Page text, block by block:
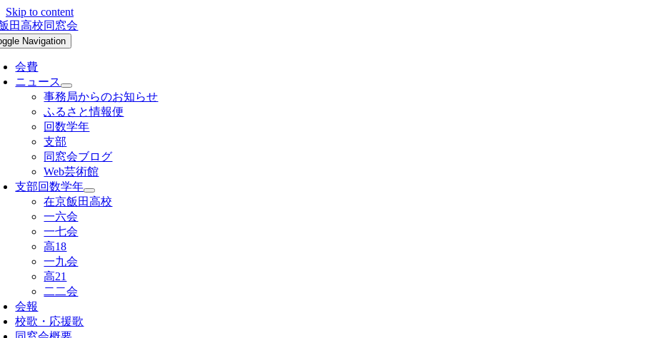
Skip to content
Navigation
会費
ニュース
事務局からのお知らせ
ふるさと情報便
回数学年
支部
同窓会ブログ
Web芸術館
支部回数学年
在京飯田高校
一六会
一七会
高18
一九会
高21
二二会
会報
校歌・応援歌